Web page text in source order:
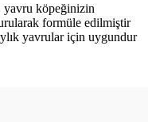
köpeğinizin
formüle edilmiştir
yavrular için uygundur